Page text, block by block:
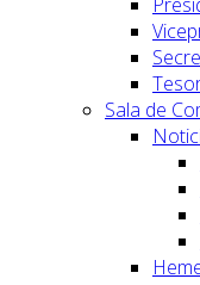
Sala de